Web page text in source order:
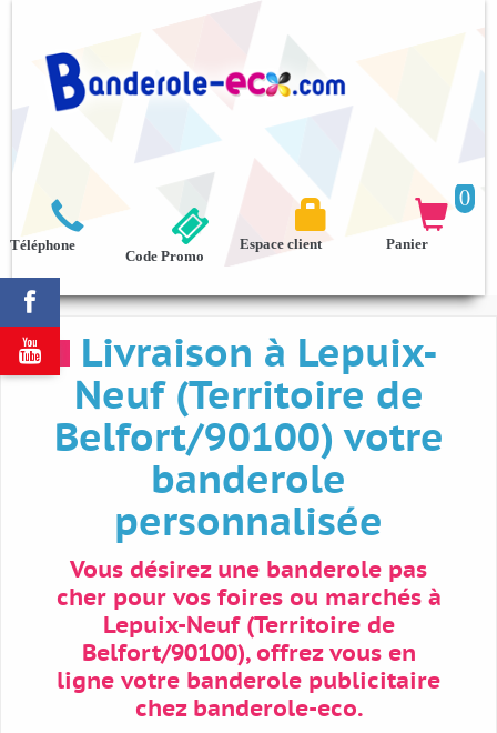



Téléphone
0

Panier

Espace client
Code Promo
Livraison à Lepuix-
Neuf (Territoire de
Belfort/90100) votre
banderole
personnalisée
Vous désirez une banderole pas
cher pour vos foires ou marchés à
Lepuix-Neuf (Territoire de
Belfort/90100), offrez vous en
ligne votre banderole publicitaire
chez banderole-eco.